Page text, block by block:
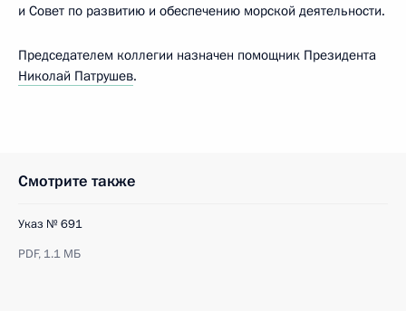
и Совет по развитию и обеспечению морской деятельности.
Председателем коллегии назначен помощник Президента
Николай Патрушев.
Смотрите также
Указ № 691
PDF, 1.1 МБ